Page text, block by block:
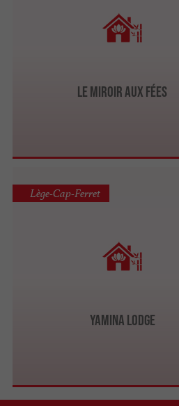
Le Miroir aux Fées
Yamina Lodge
Lège-Cap-Ferret